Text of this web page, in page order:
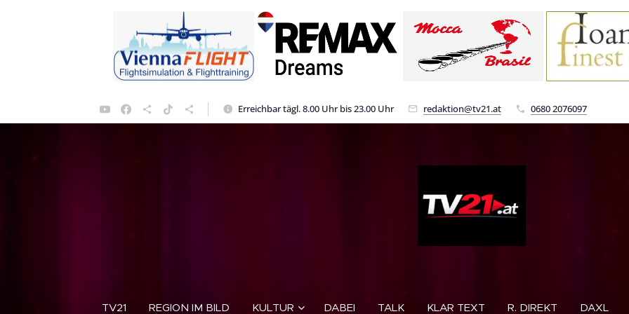
Erreichbar tägl. 8.00 Uhr bis 23.00 Uhr redaktion@tv21.at 0680 2076097
TV21 REGION IM BILD KULTUR DABEI TALK KLAR TEXT R. DIREKT DAXL